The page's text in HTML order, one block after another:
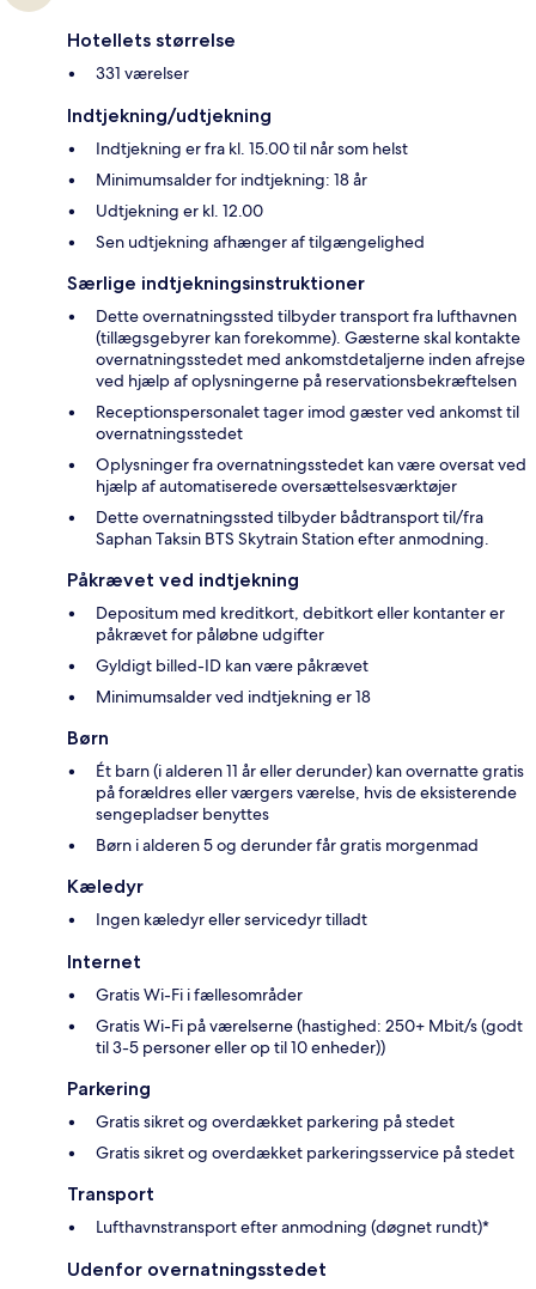
Hotellets størrelse
331 værelser
Indtjekning/udtjekning
Indtjekning er fra kl. 15.00 til når som helst
Minimumsalder for indtjekning: 18 år
Udtjekning er kl. 12.00
Sen udtjekning afhænger af tilgængelighed
Særlige indtjekningsinstruktioner
Dette overnatningssted tilbyder transport fra lufthavnen
(tillægsgebyrer kan forekomme). Gæsterne skal kontakte
overnatningsstedet med ankomstdetaljerne inden afrejse
ved hjælp af oplysningerne på reservationsbekræftelsen
Receptionspersonalet tager imod gæster ved ankomst til
overnatningsstedet
Oplysninger fra overnatningsstedet kan være oversat ved
hjælp af automatiserede oversættelsesværktøjer
Dette overnatningssted tilbyder bådtransport til/fra
Saphan Taksin BTS Skytrain Station efter anmodning.
Påkrævet ved indtjekning
Depositum med kreditkort, debitkort eller kontanter er
påkrævet for påløbne udgifter
Gyldigt billed-ID kan være påkrævet
Minimumsalder ved indtjekning er 18
Børn
Ét barn (i alderen 11 år eller derunder) kan overnatte gratis
på forældres eller værgers værelse, hvis de eksisterende
sengepladser benyttes
Børn i alderen 5 og derunder får gratis morgenmad
Kæledyr
Ingen kæledyr eller servicedyr tilladt
Internet
Gratis Wi-Fi i fællesområder
Gratis Wi-Fi på værelserne (hastighed: 250+ Mbit/s (godt
til 3-5 personer eller op til 10 enheder))
Parkering
Gratis sikret og overdækket parkering på stedet
Gratis sikret og overdækket parkeringsservice på stedet
Transport
Lufthavnstransport efter anmodning (døgnet rundt)*
Udenfor overnatningsstedet